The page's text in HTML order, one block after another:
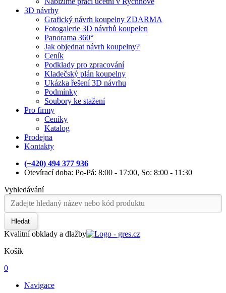
3D návrhy
Grafický návrh koupelny ZDARMA
Fotogalerie 3D návrhů koupelen
Panorama 360°
Jak objednat návrh koupelny?
Ceník
Podklady pro zpracování
Kladečský plán koupelny
Ukázka řešení 3D návrhu
Podmínky
Soubory ke stažení
Pro firmy
Ceníky
Katalog
Prodejna
Kontakty
(+420) 494 377 936
Otevírací doba: Po-Pá: 8:00 - 17:00, So: 8:00 - 11:30
Vyhledávání
Hledat
Kvalitní obklady a dlažby
Košík
0
Navigace